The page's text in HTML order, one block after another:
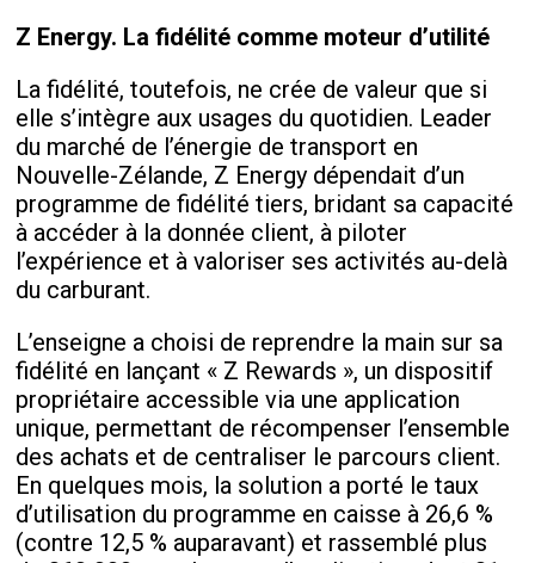
Z Energy. La fidélité comme moteur d’utilité
La fidélité, toutefois, ne crée de valeur que si
elle s’intègre aux usages du quotidien. Leader
du marché de l’énergie de transport en
Nouvelle-Zélande, Z Energy dépendait d’un
programme de fidélité tiers, bridant sa capacité
à accéder à la donnée client, à piloter
l’expérience et à valoriser ses activités au-delà
du carburant.
L’enseigne a choisi de reprendre la main sur sa
fidélité en lançant « Z Rewards », un dispositif
propriétaire accessible via une application
unique, permettant de récompenser l’ensemble
des achats et de centraliser le parcours client.
En quelques mois, la solution a porté le taux
d’utilisation du programme en caisse à 26,6 %
(contre 12,5 % auparavant) et rassemblé plus